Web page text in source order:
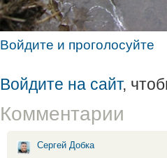
Войдите и проголосуйте
Войдите на сайт,
Комментарии
Сергей Добка